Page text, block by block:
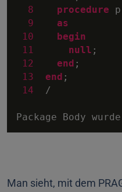
8
procedure
9
as
10
begin
11
null ;
12
end ;
13
end ;
14
/
Man sieht, mit dem